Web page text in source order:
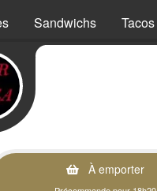
Sandwichs Tacos
À emporter